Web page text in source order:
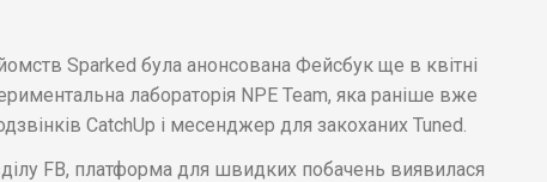
Sparked була анонсована Фейсбук ще в квітні
лабораторія NPE Team, яка раніше вже
CatchUp і месенджер для закоханих Tuned.
FB, платформа для швидких побачень виявилася